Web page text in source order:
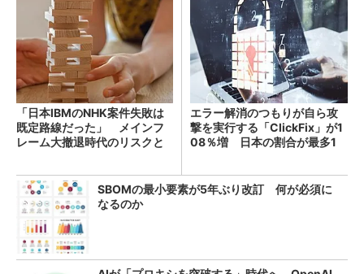
「日本IBMのNHK案件失敗は
既定路線だった」 メインフ
レーム大撤退時代のリスクと
エラー解消のつもりが自ら攻
撃を実行する「ClickFix」が1
08％増 日本の割合が最多1
SBOMの最小要素が5年ぶり改訂 何が必須に
なるのか